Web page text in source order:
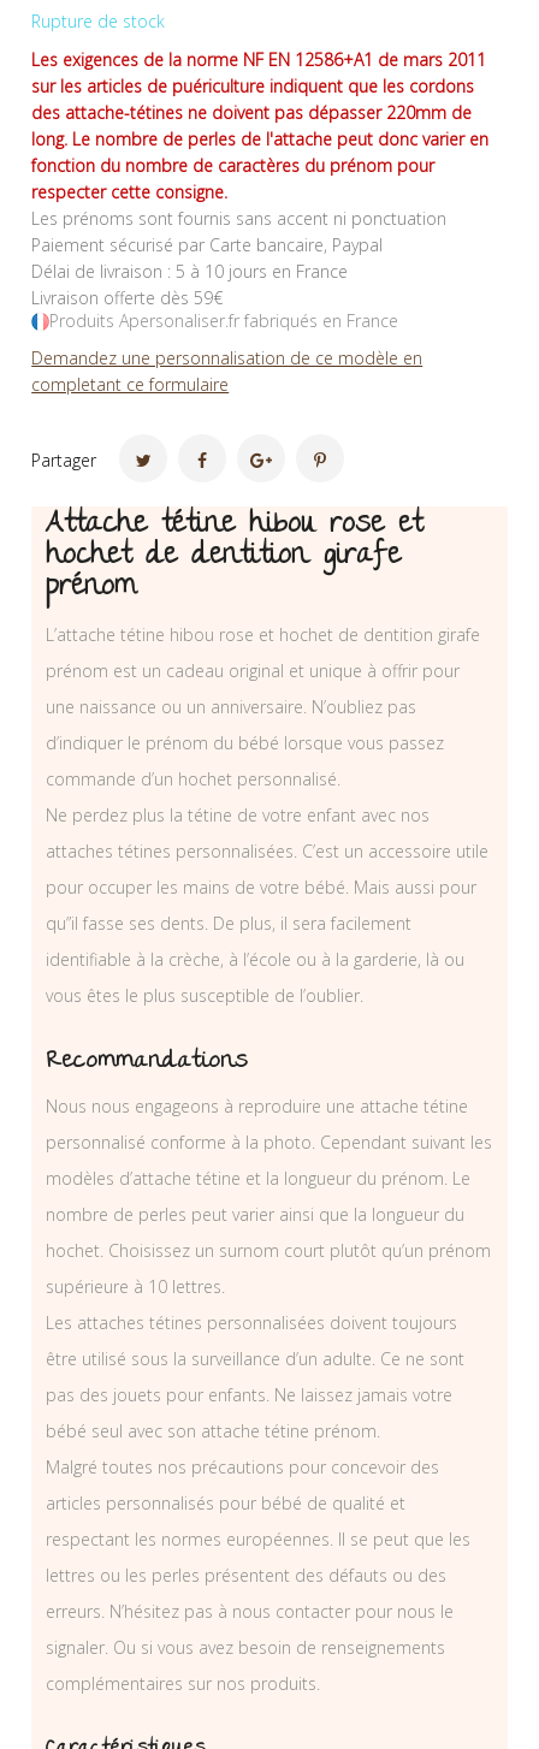
Rupture de stock
Les exigences de la norme NF EN 12586+A1 de mars 2011
sur les articles de puériculture indiquent que les cordons
des attache-tétines ne doivent pas dépasser 220mm de
long. Le nombre de perles de l'attache peut donc varier en
fonction du nombre de caractères du prénom pour
respecter cette consigne.
Les prénoms sont fournis sans accent ni ponctuation
Paiement sécurisé par Carte bancaire, Paypal
Délai de livraison : 5 à 10 jours en France
Livraison offerte dès 59€
Produits Apersonaliser.fr fabriqués en France
Demandez une personnalisation de ce modèle en
completant ce formulaire
Partager
Attache tétine hibou rose et
hochet de dentition girafe
prénom
L’attache tétine hibou rose et hochet de dentition girafe
prénom est un cadeau original et unique à offrir pour
une naissance ou un anniversaire. N’oubliez pas
d’indiquer le prénom du bébé lorsque vous passez
commande d’un hochet personnalisé.
Ne perdez plus la tétine de votre enfant avec nos
attaches tétines personnalisées. C’est un accessoire utile
pour occuper les mains de votre bébé. Mais aussi pour
qu”il fasse ses dents. De plus, il sera facilement
identifiable à la crèche, à l’école ou à la garderie, là ou
vous êtes le plus susceptible de l’oublier.
Recommandations
Nous nous engageons à reproduire une attache tétine
personnalisé conforme à la photo. Cependant suivant les
modèles d’attache tétine et la longueur du prénom. Le
nombre de perles peut varier ainsi que la longueur du
hochet. Choisissez un surnom court plutôt qu’un prénom
supérieure à 10 lettres.
Les attaches tétines personnalisées doivent toujours
être utilisé sous la surveillance d’un adulte. Ce ne sont
pas des jouets pour enfants. Ne laissez jamais votre
bébé seul avec son attache tétine prénom.
Malgré toutes nos précautions pour concevoir des
articles personnalisés pour bébé de qualité et
respectant les normes européennes. Il se peut que les
lettres ou les perles présentent des défauts ou des
erreurs. N’hésitez pas à nous contacter pour nous le
signaler. Ou si vous avez besoin de renseignements
complémentaires sur nos produits.